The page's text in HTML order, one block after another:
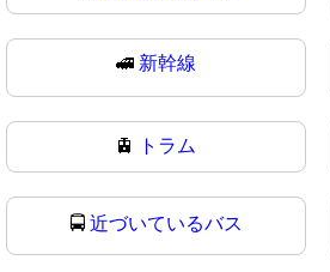
🚅 新幹線
🚊 トラム
🚍 近づいているバス